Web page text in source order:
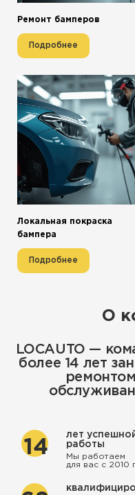
Ремонт бамперов
Подробнее
Локальная покраска
бампера
Подробнее
О
LOCAUTO —
более 14 лет
14
лет
работы
Мы работаем
для вас с 2010